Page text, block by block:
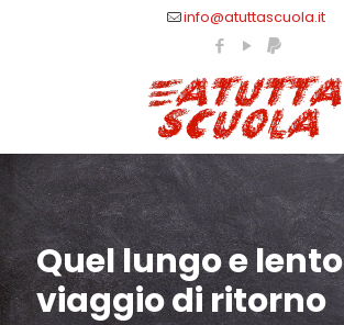
info@atuttascuola.it
Quel lungo e lento
viaggio di ritorno